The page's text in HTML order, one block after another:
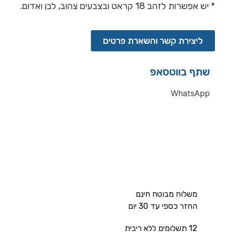
* יש אפשרות לזהב 18 קראט ובצבעים צהוב, לבן ואדום.
ליצירת קשר והשארת פרטים
שתף בווטסאפ
WhatsApp
משלוח מבוטח חינם
החזר כספי עד 30 יום
12 תשלומים ללא ריבית